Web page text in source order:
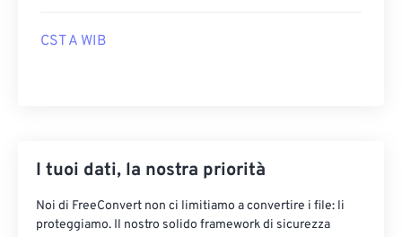
CST A WIB
I tuoi dati, la nostra priorità
Noi di FreeConvert non ci limitiamo a convertire i file: li
proteggiamo. Il nostro solido framework di sicurezza